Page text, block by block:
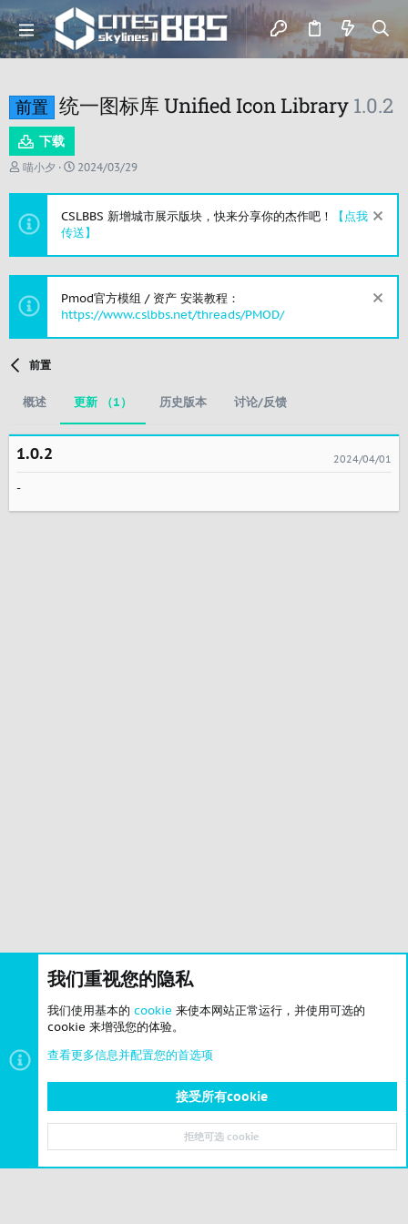
前置 统一图标库 Unified Icon Library 1.0.2
下载
作
喵小夕
创
日
期
2024/03/29
CSLBBS 新增城市展示版块，快来分享你的杰作吧！
【点我
传送】
Pmod官方模组 / 资产 安装教程：
https://www.cslbbs.net/threads/PMOD/
前置
概述 更新 （1） 历史版本 讨论/反馈
1.0.2 2024/04/01
-
顶部 底部
我们重视您的隐私
我们使用基本的 cookie 来使本网站正常运行，并使用可选的
cookie 来增强您的体验。
查看更多信息并配置您的首选项
接受所有cookie
拒绝可选 cookie